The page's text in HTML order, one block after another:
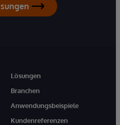
Lösungen
Branchen
Anwendungsbeispiele
Kundenreferenzen